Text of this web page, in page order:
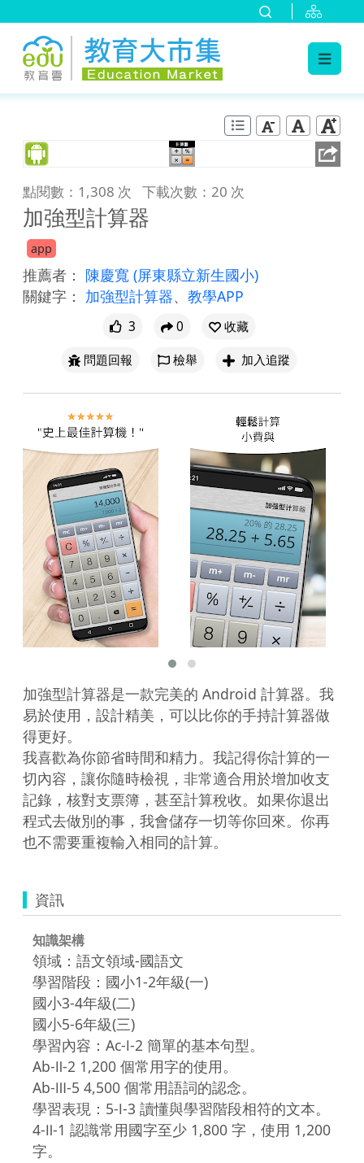
點閱數：1,308 次 下載次數：20 次
加強型計算器
app
推薦者： 陳慶寬 (屏東縣立新生國小)
關鍵字： 加強型計算器、 教學APP
3 0
收藏
問題回報
檢舉 加入追蹤
加強型計算器是一款完美的 Android 計算器。我
易於使用，設計精美，可以比你的手持計算器做
得更好。
我喜歡為你節省時間和精力。我記得你計算的一
切內容，讓你隨時檢視，非常適合用於增加收支
記錄，核對支票簿，甚至計算稅收。如果你退出
程式去做別的事，我會儲存一切等你回來。你再
也不需要重複輸入相同的計算。
資訊
知識架構
領域：語文領域-國語文
學習階段：國小1-2年級(一)
國小3-4年級(二)
國小5-6年級(三)
學習內容：Ac-Ⅰ-2 簡單的基本句型。
Ab-Ⅱ-2 1,200 個常用字的使用。
Ab-Ⅲ-5 4,500 個常用語詞的認念。
學習表現：5-Ⅰ-3 讀懂與學習階段相符的文本。
4-Ⅱ-1 認識常用國字至少 1,800 字，使用 1,200
字。